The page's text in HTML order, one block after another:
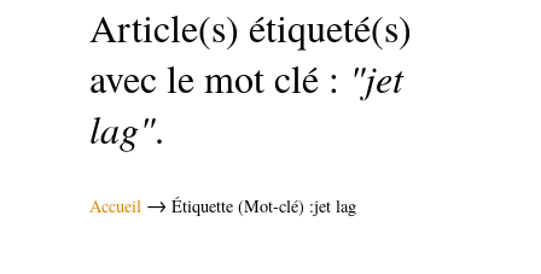
Article(s) étiqueté(s)
avec le mot clé : "jet
lag".
Accueil → Étiquette (Mot-clé) :jet lag